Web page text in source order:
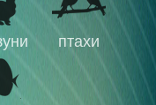
птахи